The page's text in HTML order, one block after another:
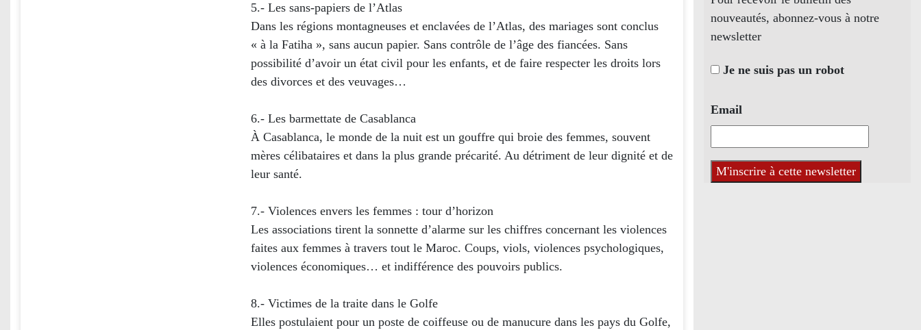
5.- Les sans-papiers de l’Atlas
Dans les régions montagneuses et enclavées de l’Atlas, des mariages sont conclus
« à la Fatiha », sans aucun papier. Sans contrôle de l’âge des fiancées. Sans
possibilité d’avoir un état civil pour les enfants, et de faire respecter les droits lors
des divorces et des veuvages…
6.- Les barmettate de Casablanca
À Casablanca, le monde de la nuit est un gouffre qui broie des femmes, souvent
mères célibataires et dans la plus grande précarité. Au détriment de leur dignité et de
leur santé.
7.- Violences envers les femmes : tour d’horizon
Les associations tirent la sonnette d’alarme sur les chiffres concernant les violences
faites aux femmes à travers tout le Maroc. Coups, viols, violences psychologiques,
violences économiques… et indifférence des pouvoirs publics.
8.- Victimes de la traite dans le Golfe
Elles postulaient pour un poste de coiffeuse ou de manucure dans les pays du Golfe,
nouveautés, abonnez-vous à notre
newsletter
Je ne suis pas un robot
Email